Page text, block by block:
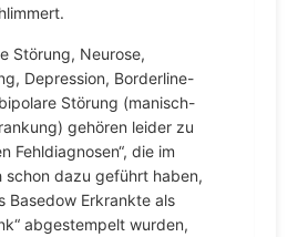
Störung, Neurose,
Depression, Borderline-
Störung (manisch-
gehören leider zu
Fehldiagnosen“, die im
schon dazu geführt haben,
Basedow Erkrankte als
abgestempelt wurden,